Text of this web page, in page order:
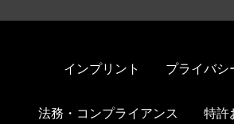
インプリント プライバシ
法務・コンプライアンス 特許